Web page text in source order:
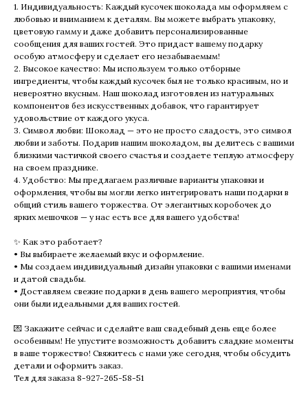
1. Индивидуальность: Каждый кусочек шоколада мы оформляем с
любовью и вниманием к деталям. Вы можете выбрать упаковку,
цветовую гамму и даже добавить персонализированные
сообщения для ваших гостей. Это придаст вашему подарку
особую атмосферу и сделает его незабываемым!
2. Высокое качество: Мы используем только отборные
ингредиенты, чтобы каждый кусочек был не только красивым, но и
невероятно вкусным. Наш шоколад изготовлен из натуральных
компонентов без искусственных добавок, что гарантирует
удовольствие от каждого укуса.
3. Символ любви: Шоколад — это не просто сладость, это символ
любви и заботы. Подарив нашим шоколадом, вы делитесь с вашими
близкими частичкой своего счастья и создаете теплую атмосферу
на своем празднике.
4. Удобство: Мы предлагаем различные варианты упаковки и
оформления, чтобы вы могли легко интегрировать наши подарки в
общий стиль вашего торжества. От элегантных коробочек до
ярких мешочков — у нас есть все для вашего удобства!
✨ Как это работает?
• Вы выбираете желаемый вкус и оформление.
• Мы создаем индивидуальный дизайн упаковки с вашими именами
и датой свадьбы.
• Доставляем свежие подарки в день вашего мероприятия, чтобы
они были идеальными для ваших гостей.
💌 Закажите сейчас и сделайте ваш свадебный день еще более
особенным! Не упустите возможность добавить сладкие моменты
в ваше торжество! Свяжитесь с нами уже сегодня, чтобы обсудить
детали и оформить заказ.
Тел для заказа 8-927-265-58-51